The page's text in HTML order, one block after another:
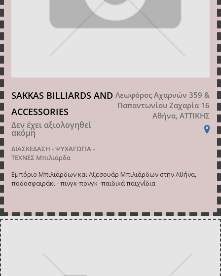
SAKKAS BILLIARDS AND
ACCESSORIES
Δεν έχει αξιολογηθεί
ακόμη
ΔΙΑΣΚΕΔΑΣΗ - ΨΥΧΑΓΩΓΙΑ -
ΤΕΧΝΕΣ Μπιλιάρδα
Λεωφόρος Αχαρνών 359 &
Παπαντωνίου Ζαχαρία 16
Αθήνα, ΑΤΤΙΚΗΣ
Εμπόριο Μπιλιάρδων και Αξεσουάρ Μπιλιάρδων στην Αθήνα,
ποδοσφαιράκι - πινγκ-πονγκ -παιδικά παιχνίδια